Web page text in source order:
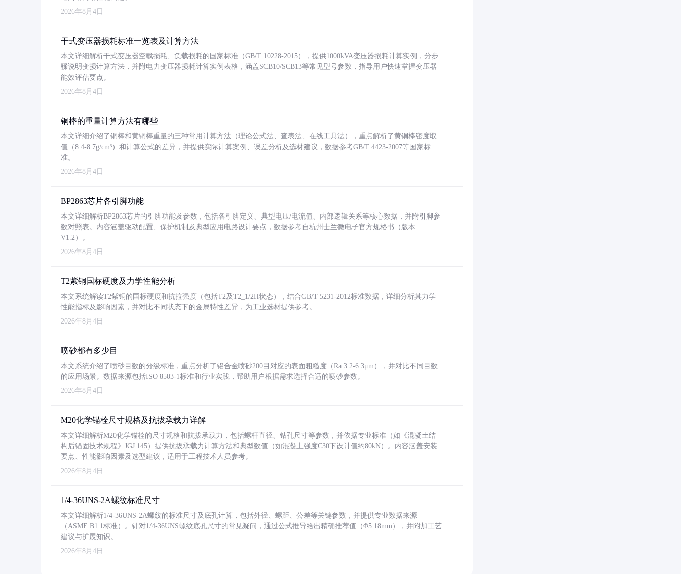
2026年8月4日
干式变压器损耗标准一览表及计算方法
本文详细解析干式变压器空载损耗、负载损耗的国家标准（GB/T 10228-2015），提供1000kVA变压器损耗计算实例，分步
骤说明变损计算方法，并附电力变压器损耗计算实例表格，涵盖SCB10/SCB13等常见型号参数，指导用户快速掌握变压器
能效评估要点。
2026年8月4日
铜棒的重量计算方法有哪些
本文详细介绍了铜棒和黄铜棒重量的三种常用计算方法（理论公式法、查表法、在线工具法），重点解析了黄铜棒密度取
值（8.4-8.7g/cm³）和计算公式的差异，并提供实际计算案例、误差分析及选材建议，数据参考GB/T 4423-2007等国家标
准。
2026年8月4日
BP2863芯片各引脚功能
本文详细解析BP2863芯片的引脚功能及参数，包括各引脚定义、典型电压/电流值、内部逻辑关系等核心数据，并附引脚参
数对照表。内容涵盖驱动配置、保护机制及典型应用电路设计要点，数据参考自杭州士兰微电子官方规格书（版本
V1.2）。
2026年8月4日
T2紫铜国标硬度及力学性能分析
本文系统解读T2紫铜的国标硬度和抗拉强度（包括T2及T2_1/2H状态），结合GB/T 5231-2012标准数据，详细分析其力学
性能指标及影响因素，并对比不同状态下的金属特性差异，为工业选材提供参考。
2026年8月4日
喷砂都有多少目
本文系统介绍了喷砂目数的分级标准，重点分析了铝合金喷砂200目对应的表面粗糙度（Ra 3.2-6.3μm），并对比不同目数
的应用场景。数据来源包括ISO 8503-1标准和行业实践，帮助用户根据需求选择合适的喷砂参数。
2026年8月4日
M20化学锚栓尺寸规格及抗拔承载力详解
本文详细解析M20化学锚栓的尺寸规格和抗拔承载力，包括螺杆直径、钻孔尺寸等参数，并依据专业标准（如《混凝土结
构后锚固技术规程》JGJ 145）提供抗拔承载力计算方法和典型数值（如混凝土强度C30下设计值约80kN）。内容涵盖安装
要点、性能影响因素及选型建议，适用于工程技术人员参考。
2026年8月4日
1/4-36UNS-2A螺纹标准尺寸
本文详细解析1/4-36UNS-2A螺纹的标准尺寸及底孔计算，包括外径、螺距、公差等关键参数，并提供专业数据来源
（ASME B1.1标准）。针对1/4-36UNS螺纹底孔尺寸的常见疑问，通过公式推导给出精确推荐值（Φ5.18mm），并附加工艺
建议与扩展知识。
2026年8月4日